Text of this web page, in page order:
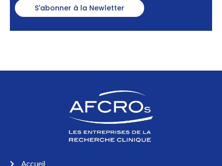
S'abonner à la Newletter
Accueil